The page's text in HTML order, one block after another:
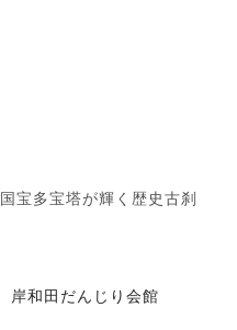
国宝多宝塔が輝く歴史古刹
岸和田だんじり会館